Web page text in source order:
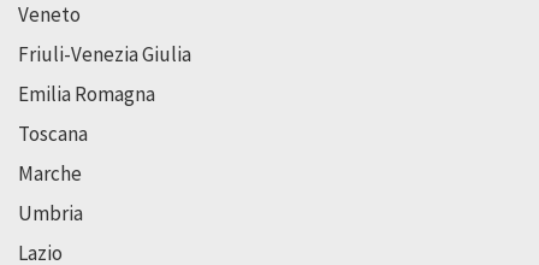
Veneto
Friuli-Venezia Giulia
Emilia Romagna
Toscana
Marche
Umbria
Lazio